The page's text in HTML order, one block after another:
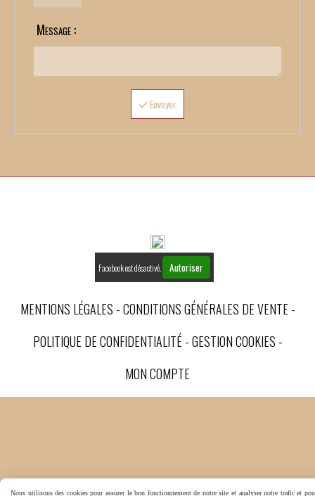
Message :
Envoyer
Facebook est désactivé. Autoriser
MENTIONS LÉGALES CONDITIONS GÉNÉRALES DE VENTE
POLITIQUE DE CONFIDENTIALITÉ GESTION COOKIES
MON COMPTE
Nous utilisons des cookies pour assurer le bon fonctionnement de notre site et analyser notre trafic et